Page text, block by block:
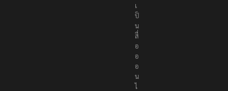
ป็
น
สื่
อ
อ
อ
น
ไ
ล